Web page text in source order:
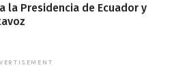
la Presidencia de Ecuador y